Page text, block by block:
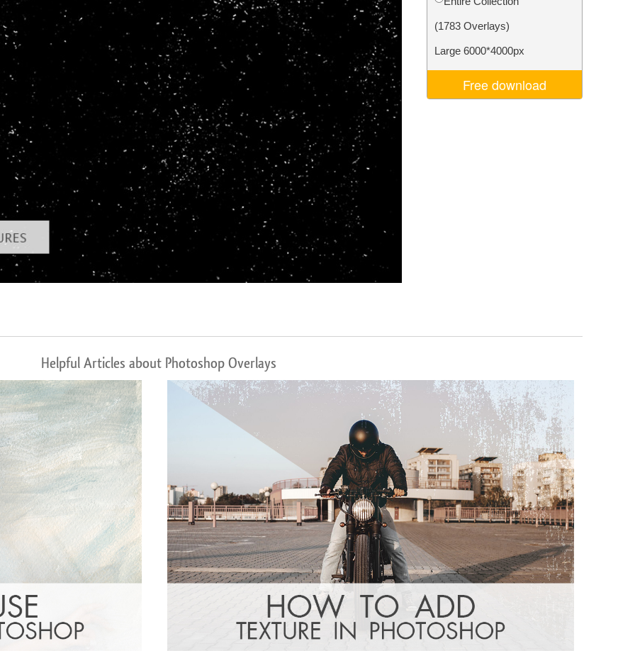
fototöötlus Ehete fotode redigeerimine AI koolitusandmed Video Editing Services
(1783 Overlays)
Large 6000*4000px
Free download
Helpful Articles about Photoshop Overlays